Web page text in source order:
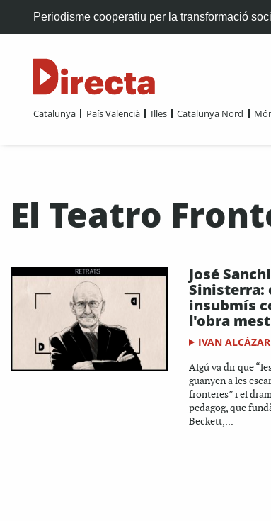
Periodisme cooperatiu per la transformació
Catalunya País Valencià Illes Catalunya Nord
El Teatro
José
Sinisterra:
insubmís
l'obra
IVAN ALCÁZAR
Algú va dir que
guanyen a les
fronteres” i el
pedagog, que
Beckett,...